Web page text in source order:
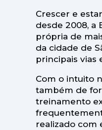
Crescer e
desde 2008, a
própria de
da cidade de
principais vias
Com o intuito
também de
treinamento
realizado com